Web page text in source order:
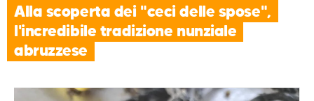
Alla scoperta dei "ceci delle spose",
l'incredibile tradizione nunziale
abruzzese